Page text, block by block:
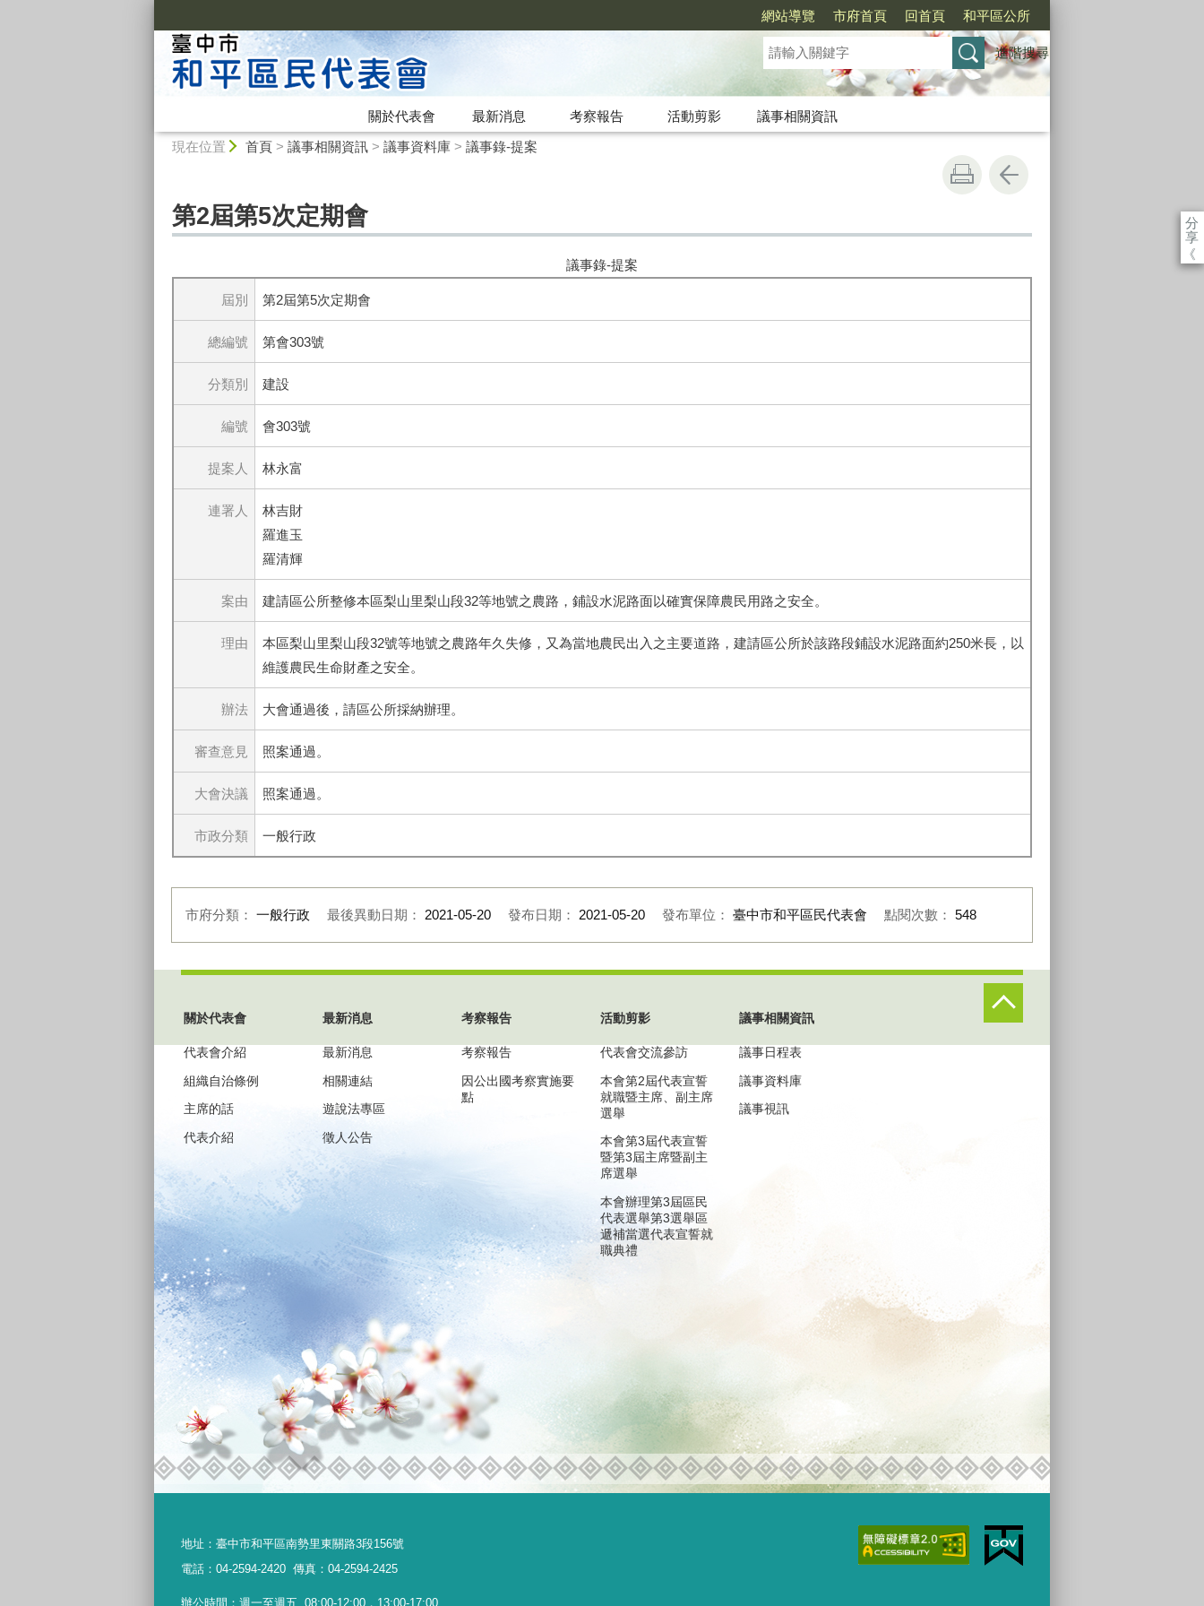
網站導覽 市府首頁 回首頁 和平區公所
進階搜尋
關於代表會 最新消息 考察報告 活動剪影
議事相關資訊
現在位置 首頁> 議事相關資訊> 議事資料庫> 議事錄-提案
分
享
《
第2屆第5次定期會
議事錄-提案
屆別 第2屆第5次定期會
總編號 第會303號
分類別 建設
編號 會303號
提案人 林永富
連署人
林吉財
羅進玉
羅清輝
案由 建請區公所整修本區梨山里梨山段32等地號之農路，鋪設水泥路面以確實保障農民用路之安全。
理由
本區梨山里梨山段32號等地號之農路年久失修，又為當地農民出入之主要道路，建請區公所於該路段鋪設水泥路面約250米長，以
維護農民生命財產之安全。
辦法 大會通過後，請區公所採納辦理。
審查意見 照案通過。
大會決議 照案通過。
市政分類 一般行政
市府分類： 一般行政 最後異動日期： 2021-05-20 發布日期： 2021-05-20 發布單位： 臺中市和平區民代表會 點閱次數： 548
關於代表會
代表會介紹
組織自治條例
主席的話
代表介紹
最新消息
最新消息
相關連結
遊說法專區
徵人公告
考察報告
考察報告
因公出國考察實施要
點
活動剪影
代表會交流參訪
本會第2屆代表宣誓
就職暨主席、副主席
選舉
本會第3屆代表宣誓
暨第3屆主席暨副主
席選舉
本會辦理第3屆區民
代表選舉第3選舉區
遞補當選代表宣誓就
職典禮
議事相關資訊
議事日程表
議事資料庫
議事視訊
地址： 臺中市和平區南勢里東關路3段156號
電話：04-2594-2420 傳真：04-2594-2425
辦公時間：週一至週五 08:00-12:00，13:00-17:00